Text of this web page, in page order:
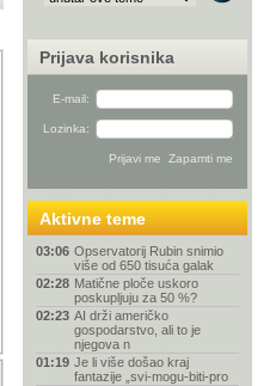
Prijava korisnika
E-mail:
Lozinka:
Aktivne teme
03:06 Opservatorij Rubin snimio
više od 650 tisuća galak
02:28 Matične ploče uskoro
poskupljuju za 50 %?
02:23 AI drži američko
gospodarstvo, ali to je
njegova n
01:19 Je li više došao kraj
fantazije „svi-mogu-biti-pro